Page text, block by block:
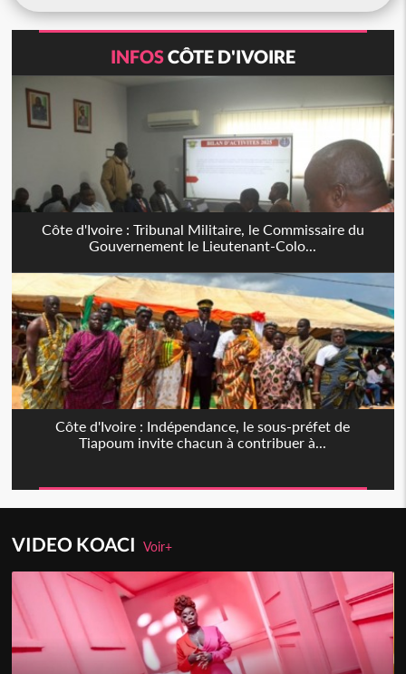
INFOSCÔTE D'IVOIRE
Côte d'Ivoire : Tribunal Militaire, le Commissaire du
Gouvernement le Lieutenant-Colo...
Côte d'Ivoire : Indépendance, le sous-préfet de
Tiapoum invite chacun à contribuer à...
VIDEO KOACIVoir+